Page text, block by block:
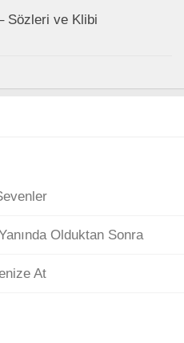
Sözleri ve Klibi
Olduktan Sonra
At